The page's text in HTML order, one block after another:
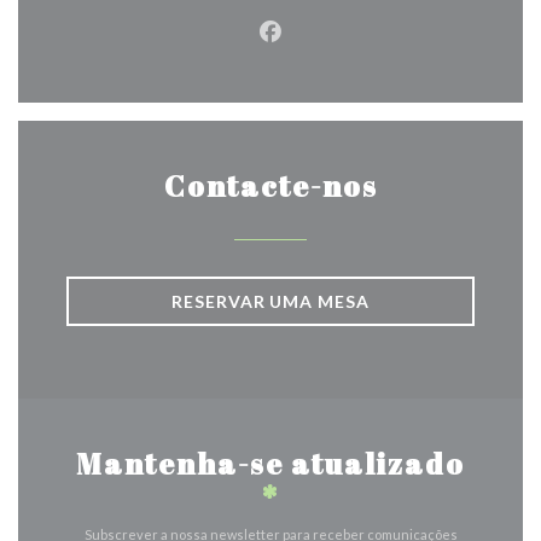
Facebook ((abre numa nova
Contacte-nos
RESERVAR UMA MESA
Mantenha-se atualizado
*
Subscrever a nossa newsletter para receber comunicações